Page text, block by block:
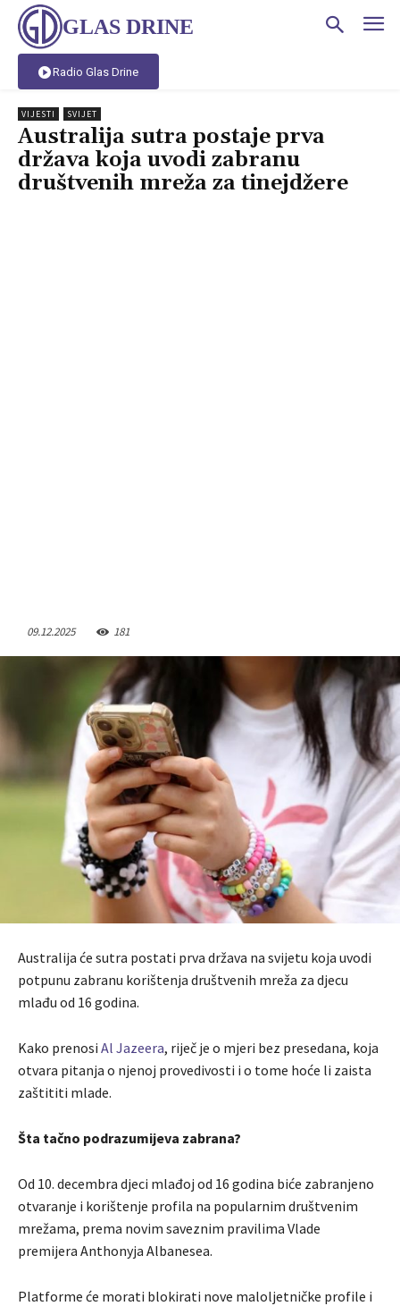
GLAS DRINE
Radio Glas Drine
VIJESTI SVIJET
Australija sutra postaje prva
država koja uvodi zabranu
društvenih mreža za tinejdžere
09.12.2025 181
Australija će sutra postati prva država na svijetu koja uvodi
potpunu zabranu korištenja društvenih mreža za djecu
mlađu od 16 godina.
Kako prenosi Al Jazeera, riječ je o mjeri bez presedana, koja
otvara pitanja o njenoj provedivosti i o tome hoće li zaista
zaštititi mlade.
Šta tačno podrazumijeva zabrana?
Od 10. decembra djeci mlađoj od 16 godina biće zabranjeno
otvaranje i korištenje profila na popularnim društvenim
mrežama, prema novim saveznim pravilima Vlade
premijera Anthonyja Albanesea.
Platforme će morati blokirati nove maloljetničke profile i